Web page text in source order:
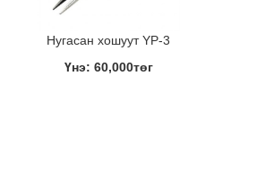
Нугасан хошуут YP-3
Үнэ: 60,000төг